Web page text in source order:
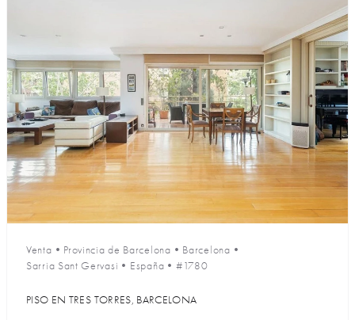
Venta • Provincia de Barcelona • Barcelona •
Sarria Sant Gervasi • España • #1780
PISO EN TRES TORRES, BARCELONA